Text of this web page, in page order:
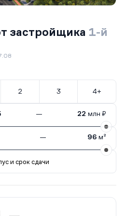
застройщика 1-й
2 3 4+
— 22 млн ₽
— 96 м²
и срок сдачи
26 кв.IV кв. 2026